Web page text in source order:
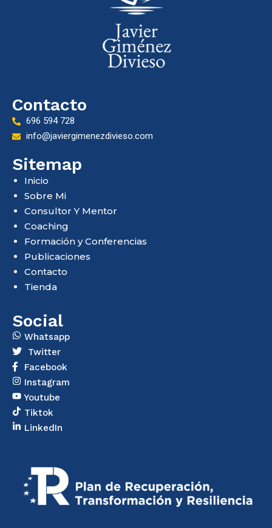
Contacto
696 594 728
info@javiergimenezdivieso.com
Sitemap
Inicio
Sobre Mi
Consultor Y Mentor
Coaching
Formación y Conferencias
Publicaciones
Contacto
Tienda
Social
Whatsapp
Twitter
Facebook
Instagram
Youtube
Tiktok
LinkedIn